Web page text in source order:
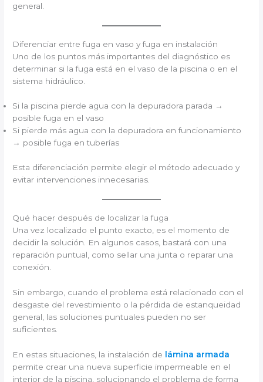
general.
Diferenciar entre fuga en vaso y fuga en instalación
Uno de los puntos más importantes del diagnóstico es
determinar si la fuga está en el vaso de la piscina o en el
sistema hidráulico.
Si la piscina pierde agua con la depuradora parada →
posible fuga en el vaso
Si pierde más agua con la depuradora en funcionamiento
→ posible fuga en tuberías
Esta diferenciación permite elegir el método adecuado y
evitar intervenciones innecesarias.
Qué hacer después de localizar la fuga
Una vez localizado el punto exacto, es el momento de
decidir la solución. En algunos casos, bastará con una
reparación puntual, como sellar una junta o reparar una
conexión.
Sin embargo, cuando el problema está relacionado con el
desgaste del revestimiento o la pérdida de estanqueidad
general, las soluciones puntuales pueden no ser
suficientes.
En estas situaciones, la instalación de lámina armada
permite crear una nueva superficie impermeable en el
interior de la piscina, solucionando el problema de forma